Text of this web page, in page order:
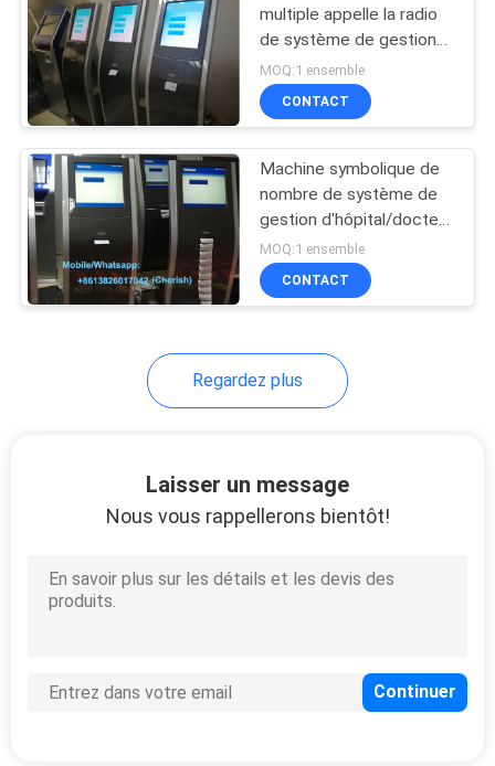
Système de
feedback de la
clientèle
11
d'étiquetage de file
de service
multiple appelle la radio
de système de gestion
de file d'attente de
solution de la voix QMS
MOQ:1 ensemble
CONTACT
Machine symbolique de
nombre de système de
gestion d'hôpital/docteur
Room Patient Queue de
clinique
MOQ:1 ensemble
CONTACT
Regardez plus
Laisser un message
Nous vous rappellerons bientôt!